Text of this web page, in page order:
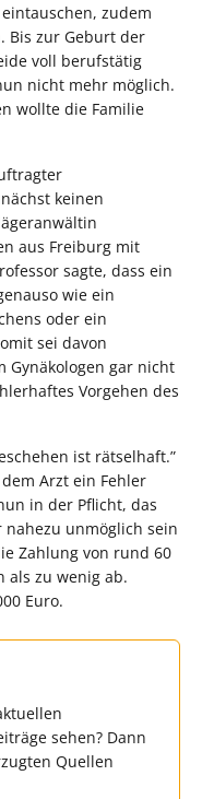
zudem
Bis zur Geburt der
voll berufstätig
nicht mehr möglich.
wollte die Familie
keinen
aus Freiburg mit
sagte, dass ein
wie ein
oder ein
sei davon
Gynäkologen gar nicht
Vorgehen des
ist rätselhaft.”
Arzt ein Fehler
in der Pflicht, das
nahezu unmöglich sein
Zahlung von rund 60
als zu wenig ab.
Euro.
sehen? Dann
Quellen